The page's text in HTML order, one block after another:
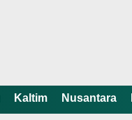
Kaltim Nusantara